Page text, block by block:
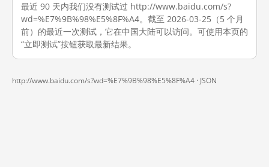
最近 90 天内我们没有测试过 http://www.baidu.com/s?
wd=%E7%9B%98%E5%8F%A4。截至 2026-03-25（5 个月
前）的最近一次测试，它在中国大陆可以访问。可使用本页的
“立即测试”按钮获取最新结果。
http://www.baidu.com/s?wd=%E7%9B%98%E5%8F%A4 · JSON